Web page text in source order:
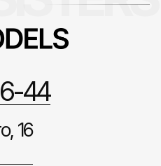
44
16